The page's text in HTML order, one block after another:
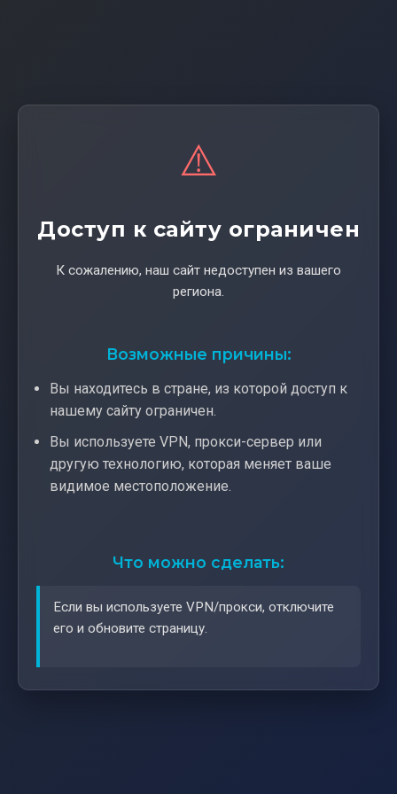
⚠️
Доступ к сайту ограничен
К сожалению, наш сайт недоступен из вашего
региона.
Возможные причины:
Вы находитесь в стране, из которой доступ к
нашему сайту ограничен.
Вы используете VPN, прокси-сервер или
другую технологию, которая меняет ваше
видимое местоположение.
Что можно сделать:
Если вы используете VPN/прокси, отключите
его и обновите страницу.